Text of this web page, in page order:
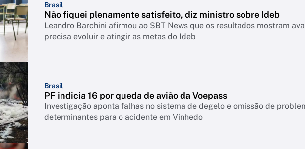
Brasil
Não fiquei plenamente satisfeito, diz ministro sobre Ideb
Leandro Barchini afirmou ao SBT News que os resultados mostram
precisa evoluir e atingir as metas do Ideb
Brasil
PF indicia 16 por queda de avião da Voepass
Investigação aponta falhas no sistema de degelo e omissão de
determinantes para o acidente em Vinhedo